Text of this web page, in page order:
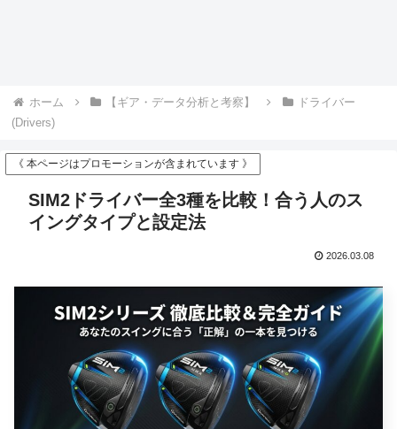
ホーム 【ギア・データ分析と考察】
ドライバー
(Drivers)
《 本ページはプロモーションが含まれています 》
SIM2ドライバー全3種を比較！合う人のス
イングタイプと設定法
2026.03.08